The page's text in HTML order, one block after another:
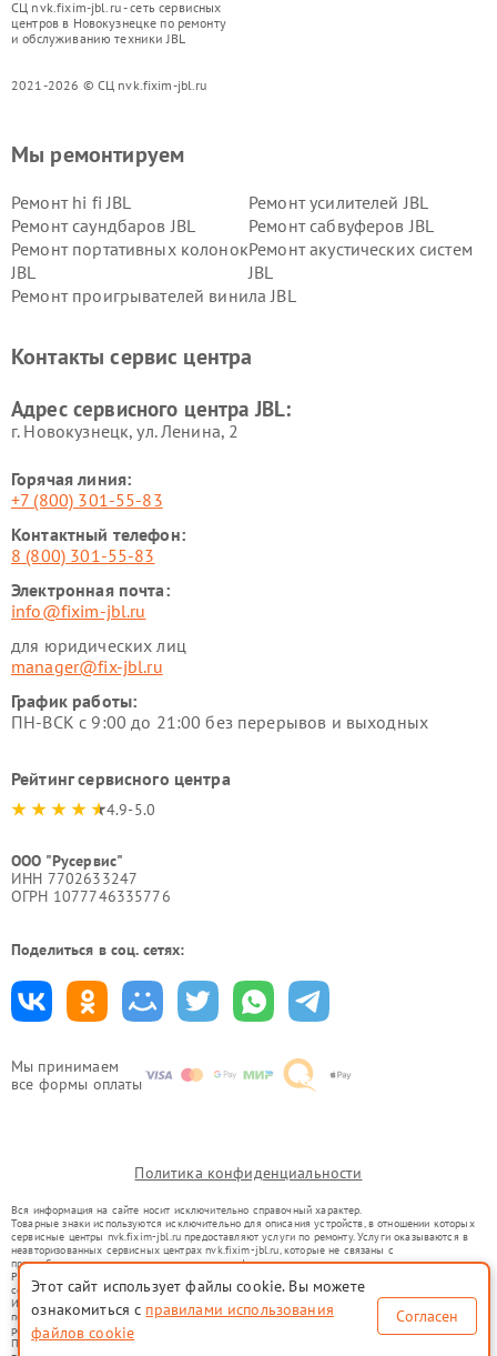
СЦ nvk.fixim-jbl.ru - сеть сервисных
центров в Новокузнецке по ремонту
и обслуживанию техники JBL
2021-2026 © СЦ nvk.fixim-jbl.ru
Мы принимаем
все формы оплаты
Мы ремонтируем
Ремонт hi fi JBL
Ремонт усилителей JBL
Ремонт саундбаров JBL
Ремонт сабвуферов JBL
Ремонт портативных колонок
JBL
Ремонт акустических систем
JBL
Ремонт проигрывателей винила JBL
Контакты сервис центра
Адрес сервисного центра JBL:
г. Новокузнецк, ул. Ленина, 2
Горячая линия:
+7 (800) 301-55-83
Контактный телефон:
8 (800) 301-55-83
Электронная почта:
info@fixim-jbl.ru
для юридических лиц
manager@fix-jbl.ru
График работы:
ПН-ВСК с 9:00 до 21:00 без перерывов и выходных
Рейтинг сервисного центра
4.9-5.0
ООО "Русервис"
ИНН 7702633247
ОГРН 1077746335776
Поделиться в соц. сетях:
Политика конфиденциальности
Вся информация на сайте носит исключительно справочный характер.
Товарные знаки используются исключительно для описания устройств, в отношении которых
сервисные центры nvk.fixim-jbl.ru предоставляют услуги по ремонту. Услуги оказываются в
неавторизованных сервисных центрах nvk.fixim-jbl.ru, которые не связаны с
правообладателями товарных знаков или их официальными представителями.
Ремонт осуществляется для устройств, уже введенных в гражданский оборот в соответствии
со статьей 1487 ГК РФ.
Использование товарных знаков не преследует цели индивидуализации услуг или введения
потребителей в заблуждение, а служит для информирования о предоставляемых услугах по
ремонту техники указанных брендов.
Представленная на сайте информация не является публичной офертой, определяемой
Этот сайт использует файлы cookie. Вы можете
ознакомиться с правилами использования
файлов cookie
Согласен